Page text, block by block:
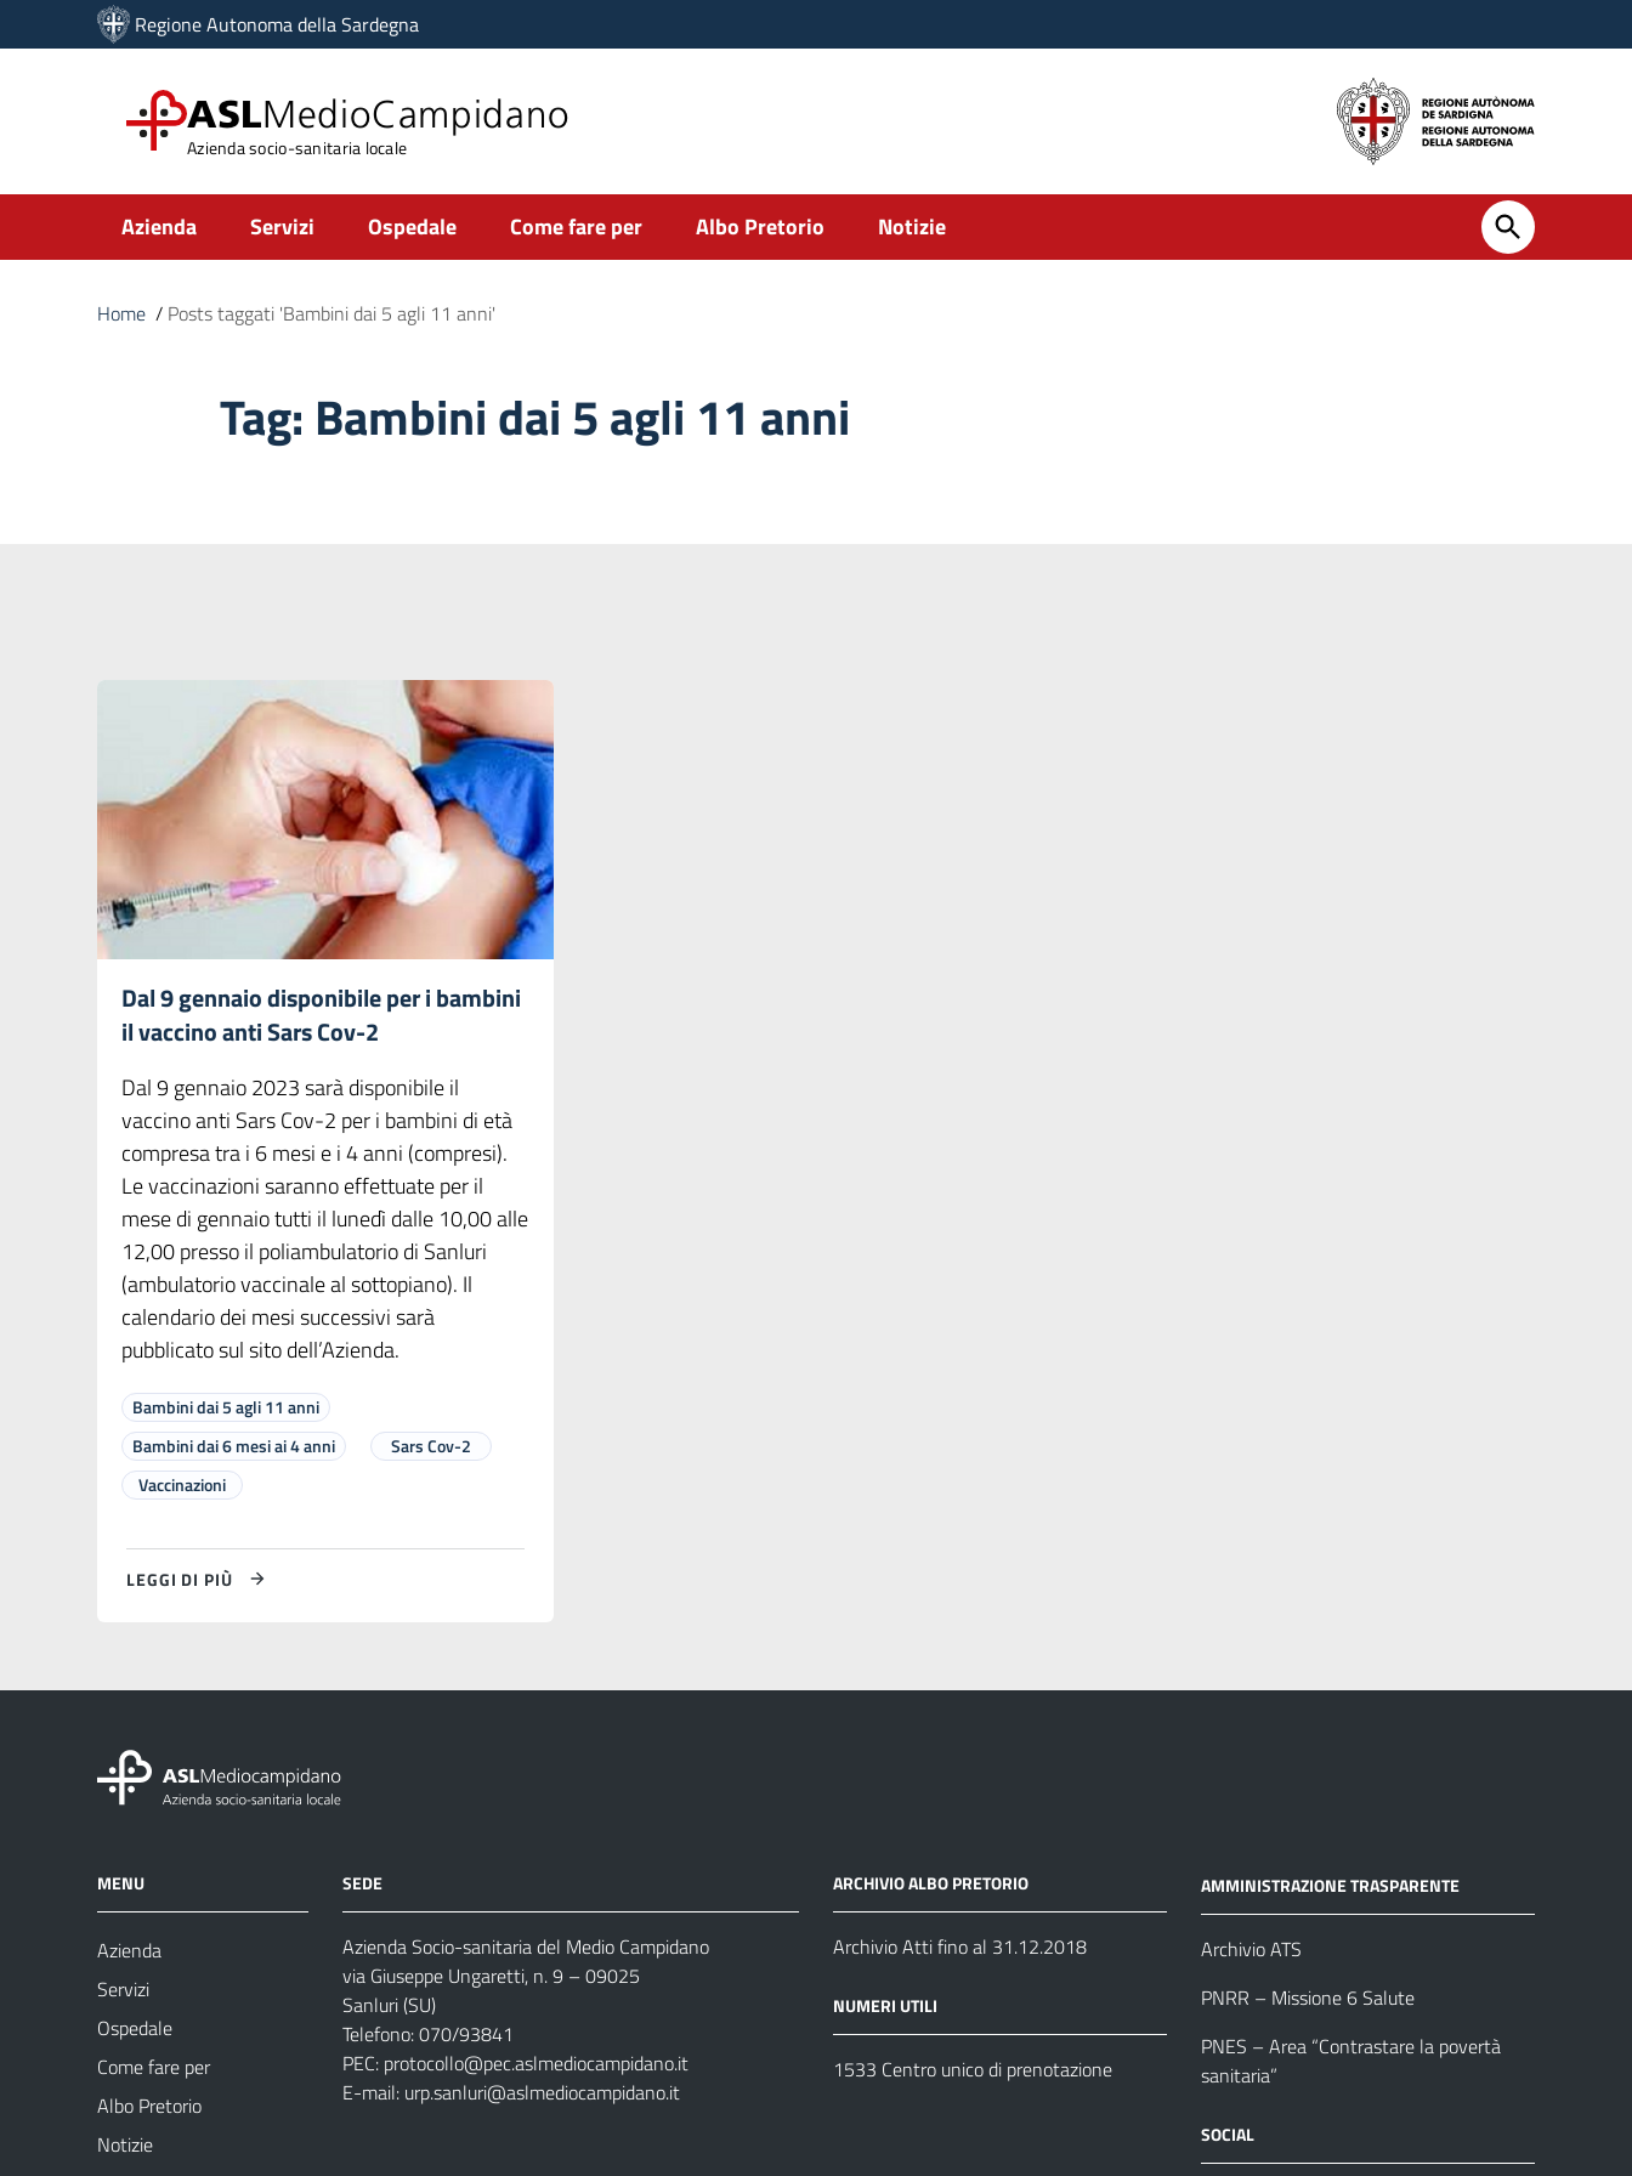
Vai ai contenuti
Vai al menu di navigazione
Regione Autonoma della Sardegna
ASLMedioCampidano
Azienda socio-sanitaria locale
Submenu
Azienda Servizi Ospedale Come fare per Albo Pretorio Notizie
Home / Posts taggati 'Bambini dai 5 agli 11 anni'
Tag: Bambini dai 5 agli 11 anni
Dal 9 gennaio disponibile per i bambini
il vaccino anti Sars Cov-2
Dal 9 gennaio 2023 sarà disponibile il
vaccino anti Sars Cov-2 per i bambini di età
compresa tra i 6 mesi e i 4 anni (compresi).
Le vaccinazioni saranno effettuate per il
mese di gennaio tutti il lunedì dalle 10,00 alle
12,00 presso il poliambulatorio di Sanluri
(ambulatorio vaccinale al sottopiano). Il
calendario dei mesi successivi sarà
pubblicato sul sito dell’Azienda.
Bambini dai 5 agli 11 anni
Bambini dai 6 mesi ai 4 anni
Sars Cov-2
Vaccinazioni
LEGGI DI PIÙ
MENU
Azienda
Servizi
Ospedale
Come fare per
Albo Pretorio
Notizie
SEDE
Azienda Socio-sanitaria del Medio Campidano
via Giuseppe Ungaretti, n. 9 – 09025
Sanluri (SU)
Telefono: 070/93841
PEC: protocollo@pec.aslmediocampidano.it
E-mail: urp.sanluri@aslmediocampidano.it
ARCHIVIO ALBO PRETORIO
Archivio Atti fino al 31.12.2018
NUMERI UTILI
1533 Centro unico di prenotazione
AMMINISTRAZIONE TRASPARENTE
Archivio ATS
PNRR – Missione 6 Salute
PNES – Area “Contrastare la povertà
sanitaria”
SOCIAL